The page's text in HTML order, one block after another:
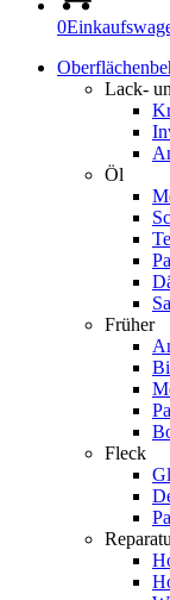
0
Lack-
Öl
Früher
Fleck